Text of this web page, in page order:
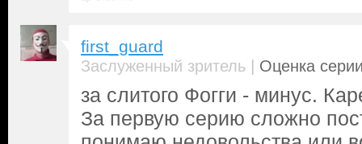
first_guard
Заслуженный зритель | Оценка
за слитого Фогги - минус.
За первую серию сложно